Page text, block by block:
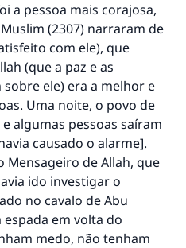
a pessoa mais corajosa,
(2307) narraram de
com ele), que
(que a paz e as
ele) era a melhor e
Uma noite, o povo de
algumas pessoas saíram
causado o alarme].
Mensageiro de Allah, que
ido investigar o
no cavalo de Abu
espada em volta do
medo, não tenham